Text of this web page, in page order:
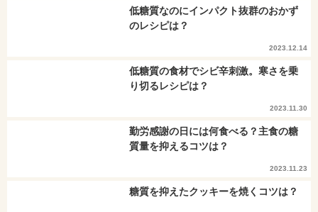
低糖質なのにインパクト抜群のおかず
のレシピは？
2023.12.14
低糖質の食材でシビ辛刺激。寒さを乗
り切るレシピは？
2023.11.30
勤労感謝の日には何食べる？主食の糖
質量を抑えるコツは？
2023.11.23
糖質を抑えたクッキーを焼くコツは？